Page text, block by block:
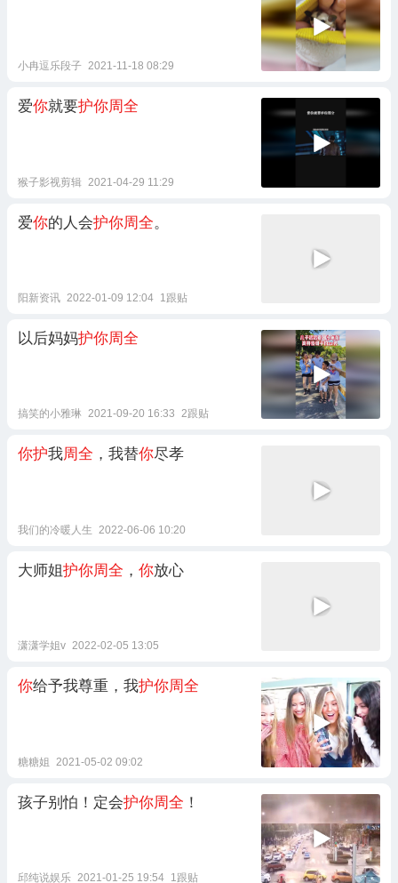
小冉逗乐段子 2021-11-18 08:29
爱你就要护你周全
猴子影视剪辑 2021-04-29 11:29
爱你的人会护你周全。
阳新资讯 2022-01-09 12:04 1跟贴
以后妈妈护你周全
搞笑的小雅琳 2021-09-20 16:33 2跟贴
你护我周全 ，我替你尽孝
我们的冷暖人生 2022-06-06 10:20
大师姐护你周全 ， 你放心
潇潇学姐v 2022-02-05 13:05
你给予我尊重，我护你周全
糖糖姐 2021-05-02 09:02
孩子别怕！定会护你周全 ！
邱纯说娱乐 2021-01-25 19:54 1跟贴